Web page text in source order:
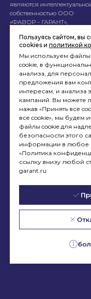
Пользуясь сайтом, вы
cookies и политикой
Мы используем файлы
cookie, в
анализа, для
предложения вам
интересам, и
кампаний. Вы можете
нажав «Принять все
все cookie», мы будем
файлы cookie для
безопасности этого
информации в любое
«Политика
ссылку внизу любой
garant.ru
являются
собственностью ООО
«ФАВОР – ГАРАНТ»,
запрещено.
Перепечатка материалов
данного сайта возможна
только с письменного
разрешения. При
цитировании ссылка
www.favor-garant.ru
обязательна.
Обратная связь:
garant.ru
Услуги
Услуги механообработки
Шеф монтаж